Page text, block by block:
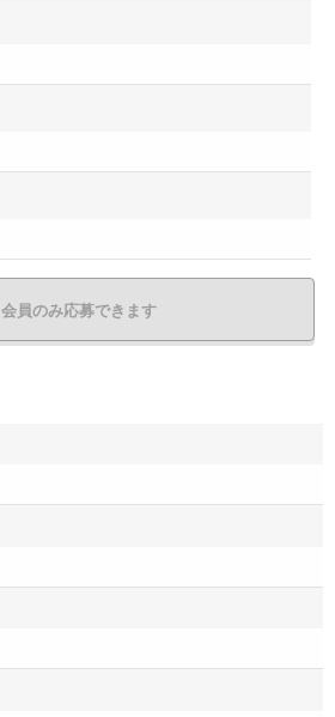
会員のみ応募できます